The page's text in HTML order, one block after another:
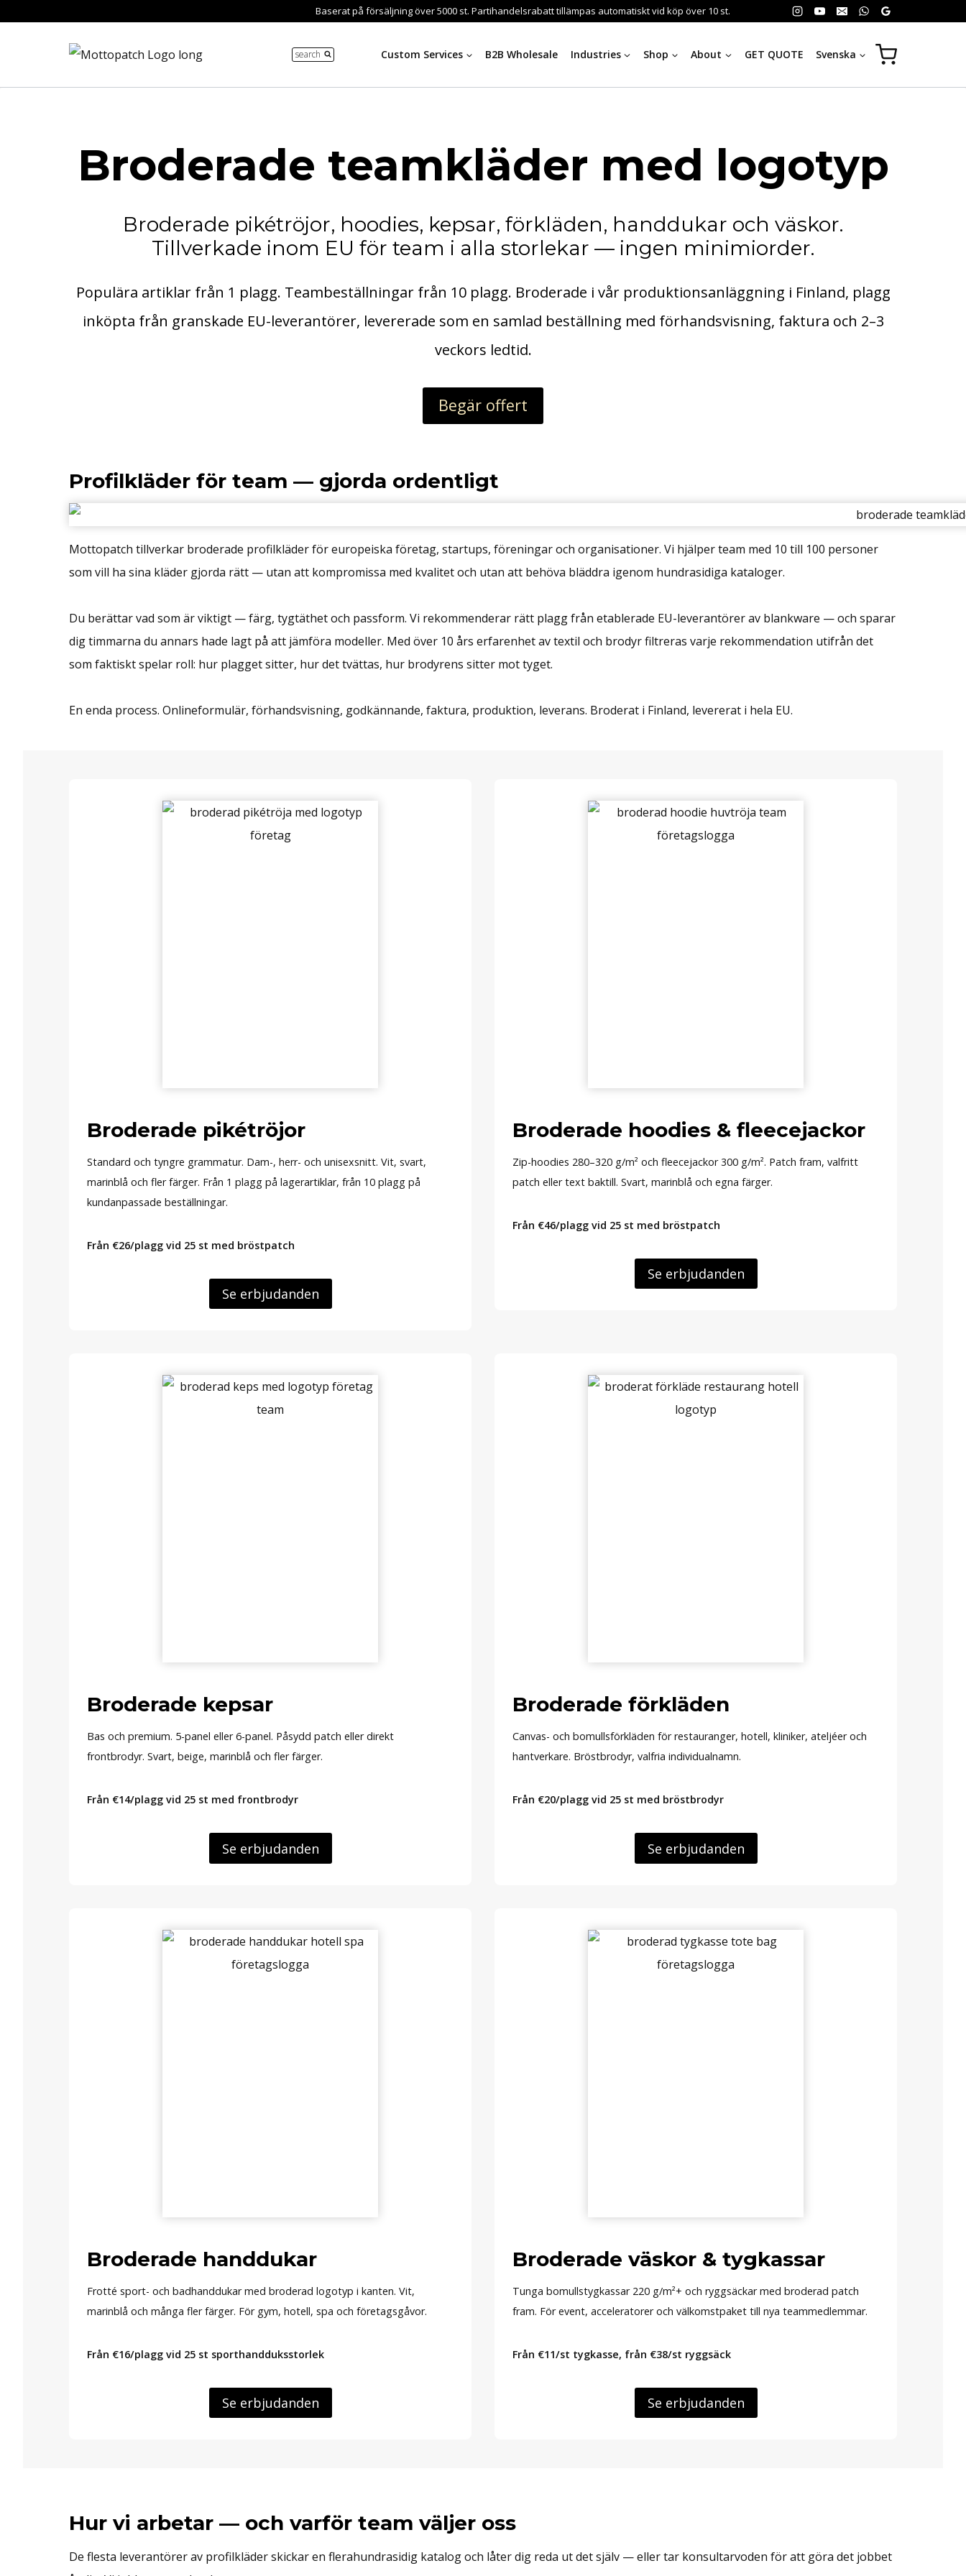
Baserat på försäljning över 5000 st. Partihandelsrabatt tillämpas automatiskt vid köp över 10 st.
search Custom Services B2B Wholesale Industries Shop About GET QUOTE Svenska
Broderade teamkläder med logotyp
Broderade pikétröjor, hoodies, kepsar, förkläden, handdukar och väskor.
Tillverkade inom EU för team i alla storlekar — ingen minimiorder.
Populära artiklar från 1 plagg. Teambeställningar från 10 plagg. Broderade i vår produktionsanläggning i Finland, plagg
inköpta från granskade EU-leverantörer, levererade som en samlad beställning med förhandsvisning, faktura och 2–3
veckors ledtid.
Begär offert
Profilkläder för team — gjorda ordentligt
Mottopatch tillverkar broderade profilkläder för europeiska företag, startups, föreningar och organisationer. Vi hjälper team med 10 till 100 personer
som vill ha sina kläder gjorda rätt — utan att kompromissa med kvalitet och utan att behöva bläddra igenom hundrasidiga kataloger.
Du berättar vad som är viktigt — färg, tygtäthet och passform. Vi rekommenderar rätt plagg från etablerade EU-leverantörer av blankware — och sparar
dig timmarna du annars hade lagt på att jämföra modeller. Med över 10 års erfarenhet av textil och brodyr filtreras varje rekommendation utifrån det
som faktiskt spelar roll: hur plagget sitter, hur det tvättas, hur brodyrens sitter mot tyget.
En enda process. Onlineformulär, förhandsvisning, godkännande, faktura, produktion, leverans. Broderat i Finland, levererat i hela EU.
Broderade pikétröjor
Standard och tyngre grammatur. Dam-, herr- och unisexsnitt. Vit, svart,
marinblå och fler färger. Från 1 plagg på lagerartiklar, från 10 plagg på
kundanpassade beställningar.
Från €26/plagg vid 25 st med bröstpatch
Se erbjudanden
Broderade hoodies & fleecejackor
Zip-hoodies 280–320 g/m² och fleecejackor 300 g/m². Patch fram, valfritt
patch eller text baktill. Svart, marinblå och egna färger.
Från €46/plagg vid 25 st med bröstpatch
Se erbjudanden
Broderade kepsar
Bas och premium. 5-panel eller 6-panel. Påsydd patch eller direkt
frontbrodyr. Svart, beige, marinblå och fler färger.
Från €14/plagg vid 25 st med frontbrodyr
Se erbjudanden
Broderade förkläden
Canvas- och bomullsförkläden för restauranger, hotell, kliniker, ateljéer och
hantverkare. Bröstbrodyr, valfria individualnamn.
Från €20/plagg vid 25 st med bröstbrodyr
Se erbjudanden
Broderade handdukar
Frotté sport- och badhanddukar med broderad logotyp i kanten. Vit,
marinblå och många fler färger. För gym, hotell, spa och företagsgåvor.
Från €16/plagg vid 25 st sporthandduksstorlek
Se erbjudanden
Broderade väskor & tygkassar
Tunga bomullstygkassar 220 g/m²+ och ryggsäckar med broderad patch
fram. För event, acceleratorer och välkomstpaket till nya teammedlemmar.
Från €11/st tygkasse, från €38/st ryggsäck
Se erbjudanden
Hur vi arbetar — och varför team väljer oss
De flesta leverantörer av profilkläder skickar en flerahundrasidig katalog och låter dig reda ut det själv — eller tar konsultarvoden för att göra det jobbet